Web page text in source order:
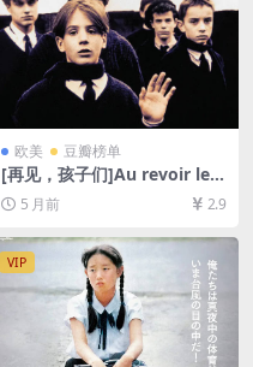
欧美 豆瓣榜单
[再见，孩子们]Au revoir les
enfants (1987)[百度网盘+夸
克网盘1080P超清未删减资源]
[网盘在线播放/下载][MP4/6.
6GB][中文字幕]
5 月前 2.9
VIP